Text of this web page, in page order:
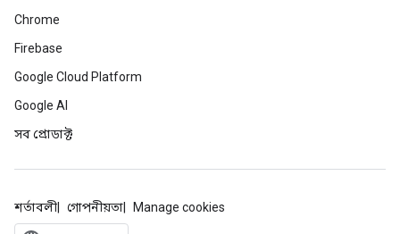
Chrome
Firebase
Google Cloud Platform
Google AI
সব প্রোডাক্ট
শর্তাবলী গোপনীয়তা Manage cookies